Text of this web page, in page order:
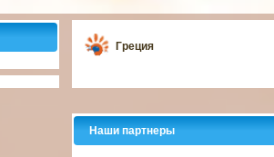
Греция
Наши партнеры